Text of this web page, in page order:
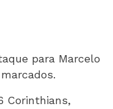
para Marcelo
Corinthians,